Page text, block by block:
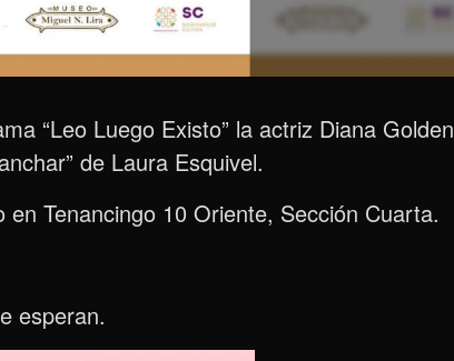
“Leo Luego Existo” la actriz Diana Golden
de Laura Esquivel.
Tenancingo 10 Oriente, Sección Cuarta.
esperan.